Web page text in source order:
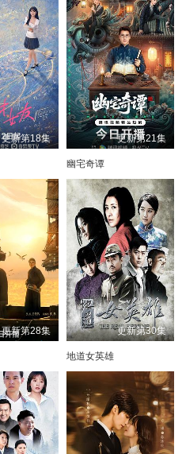
更新第18集 更新第21集
幽宅奇谭
更新第28集 更新第30集
地道女英雄